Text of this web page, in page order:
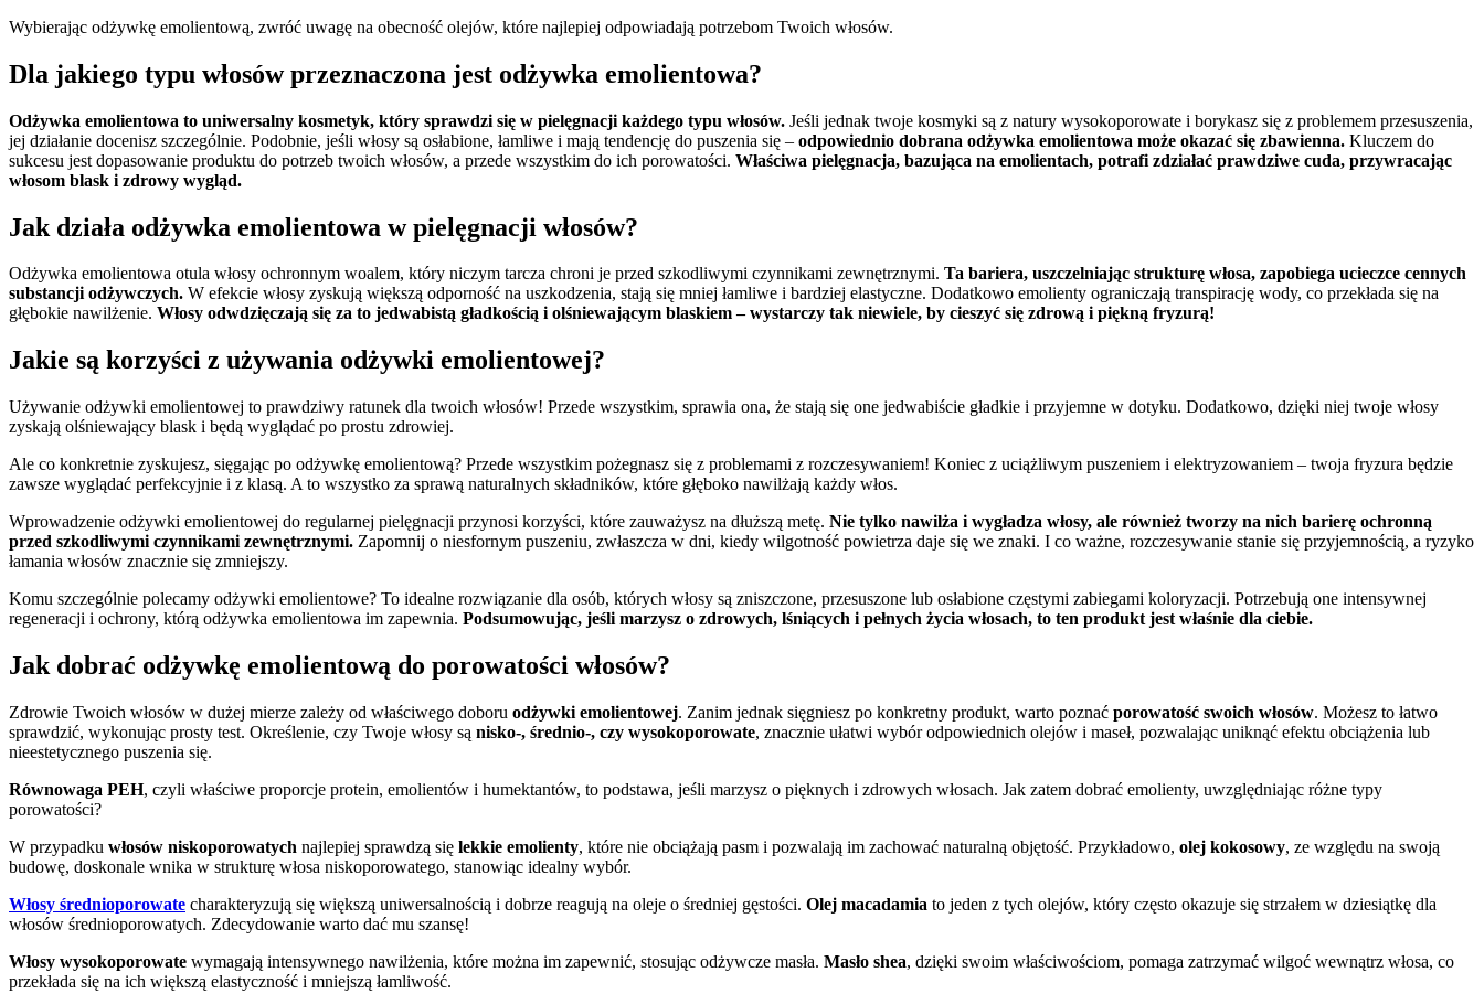
Wybierając odżywkę emolientową, zwróć uwagę na obecność olejów, które najlepiej odpowiadają potrzebom Twoich włosów.
Dla jakiego typu włosów przeznaczona jest odżywka emolientowa?
Odżywka emolientowa to uniwersalny kosmetyk, który sprawdzi się w pielęgnacji każdego typu włosów. Jeśli jednak twoje kosmyki są z natury wysokoporowate i borykasz się z problemem przesuszenia,
jej działanie docenisz szczególnie. Podobnie, jeśli włosy są osłabione, łamliwe i mają tendencję do puszenia się – odpowiednio dobrana odżywka emolientowa może okazać się zbawienna. Kluczem do
sukcesu jest dopasowanie produktu do potrzeb twoich włosów, a przede wszystkim do ich porowatości. Właściwa pielęgnacja, bazująca na emolientach, potrafi zdziałać prawdziwe cuda, przywracając
włosom blask i zdrowy wygląd.
Jak działa odżywka emolientowa w pielęgnacji włosów?
Odżywka emolientowa otula włosy ochronnym woalem, który niczym tarcza chroni je przed szkodliwymi czynnikami zewnętrznymi. Ta bariera, uszczelniając strukturę włosa, zapobiega ucieczce cennych
substancji odżywczych. W efekcie włosy zyskują większą odporność na uszkodzenia, stają się mniej łamliwe i bardziej elastyczne. Dodatkowo emolienty ograniczają transpirację wody, co przekłada się na
głębokie nawilżenie. Włosy odwdzięczają się za to jedwabistą gładkością i olśniewającym blaskiem – wystarczy tak niewiele, by cieszyć się zdrową i piękną fryzurą!
Jakie są korzyści z używania odżywki emolientowej?
Używanie odżywki emolientowej to prawdziwy ratunek dla twoich włosów! Przede wszystkim, sprawia ona, że stają się one jedwabiście gładkie i przyjemne w dotyku. Dodatkowo, dzięki niej twoje włosy
zyskają olśniewający blask i będą wyglądać po prostu zdrowiej.
Ale co konkretnie zyskujesz, sięgając po odżywkę emolientową? Przede wszystkim pożegnasz się z problemami z rozczesywaniem! Koniec z uciążliwym puszeniem i elektryzowaniem – twoja fryzura będzie
zawsze wyglądać perfekcyjnie i z klasą. A to wszystko za sprawą naturalnych składników, które głęboko nawilżają każdy włos.
Wprowadzenie odżywki emolientowej do regularnej pielęgnacji przynosi korzyści, które zauważysz na dłuższą metę. Nie tylko nawilża i wygładza włosy, ale również tworzy na nich barierę ochronną
przed szkodliwymi czynnikami zewnętrznymi. Zapomnij o niesfornym puszeniu, zwłaszcza w dni, kiedy wilgotność powietrza daje się we znaki. I co ważne, rozczesywanie stanie się przyjemnością, a ryzyko
łamania włosów znacznie się zmniejszy.
Komu szczególnie polecamy odżywki emolientowe? To idealne rozwiązanie dla osób, których włosy są zniszczone, przesuszone lub osłabione częstymi zabiegami koloryzacji. Potrzebują one intensywnej
regeneracji i ochrony, którą odżywka emolientowa im zapewnia. Podsumowując, jeśli marzysz o zdrowych, lśniących i pełnych życia włosach, to ten produkt jest właśnie dla ciebie.
Jak dobrać odżywkę emolientową do porowatości włosów?
Zdrowie Twoich włosów w dużej mierze zależy od właściwego doboru odżywki emolientowej. Zanim jednak sięgniesz po konkretny produkt, warto poznać porowatość swoich włosów. Możesz to łatwo
sprawdzić, wykonując prosty test. Określenie, czy Twoje włosy są nisko-, średnio-, czy wysokoporowate, znacznie ułatwi wybór odpowiednich olejów i maseł, pozwalając uniknąć efektu obciążenia lub
nieestetycznego puszenia się.
Równowaga PEH, czyli właściwe proporcje protein, emolientów i humektantów, to podstawa, jeśli marzysz o pięknych i zdrowych włosach. Jak zatem dobrać emolienty, uwzględniając różne typy
porowatości?
W przypadku włosów niskoporowatych najlepiej sprawdzą się lekkie emolienty, które nie obciążają pasm i pozwalają im zachować naturalną objętość. Przykładowo, olej kokosowy, ze względu na swoją
budowę, doskonale wnika w strukturę włosa niskoporowatego, stanowiąc idealny wybór.
Włosy średnioporowate charakteryzują się większą uniwersalnością i dobrze reagują na oleje o średniej gęstości. Olej macadamia to jeden z tych olejów, który często okazuje się strzałem w dziesiątkę dla
włosów średnioporowatych. Zdecydowanie warto dać mu szansę!
Włosy wysokoporowate wymagają intensywnego nawilżenia, które można im zapewnić, stosując odżywcze masła. Masło shea, dzięki swoim właściwościom, pomaga zatrzymać wilgoć wewnątrz włosa, co
przekłada się na ich większą elastyczność i mniejszą łamliwość.